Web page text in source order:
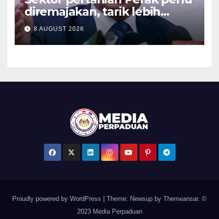
diremajakan, tarik lebih
ramai golongan muda –
Saarani
8 AUGUST 2026
Proudly powered by WordPress Theme: Newsup by Themeansar. ©
2023 Media Perpaduan